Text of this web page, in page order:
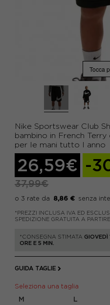
Tocca
Nike Sportswear Club
bambino in French
per le mani tutto l anno
26,59€ -
37,99€
8,86 €
*PREZZI INCLUSA IVA ED
SPEDIZIONE GRATUITA A
*CONSEGNA STIMATA GIOVEDÌ
ORE E 5 MIN.
GUIDA TAGLIE
Seleziona una taglia
M L